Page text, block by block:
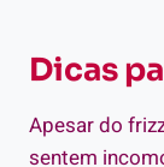
Dicas
Apesar do
sentem